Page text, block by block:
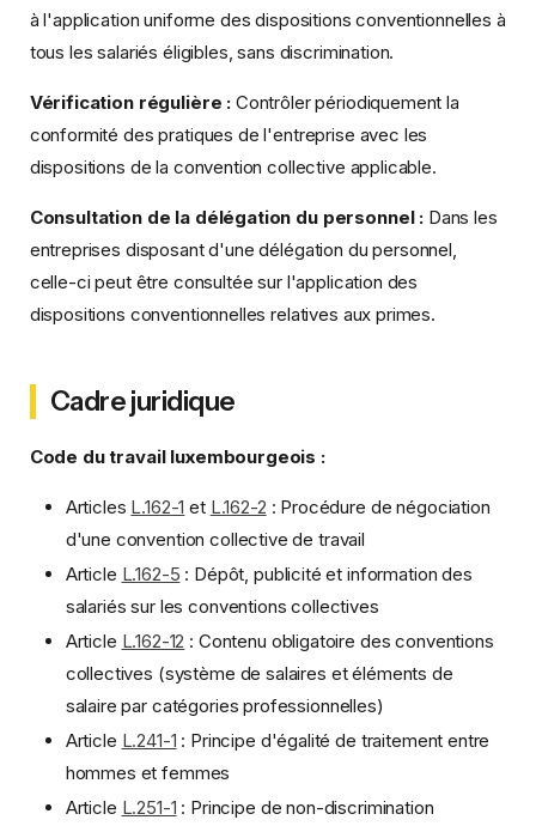
à l'application uniforme des dispositions conventionnelles à
tous les salariés éligibles, sans discrimination.
Vérification régulière : Contrôler périodiquement la
conformité des pratiques de l'entreprise avec les
dispositions de la convention collective applicable.
Consultation de la délégation du personnel : Dans les
entreprises disposant d'une délégation du personnel,
celle-ci peut être consultée sur l'application des
dispositions conventionnelles relatives aux primes.
Cadre juridique
Code du travail luxembourgeois :
Articles L.162-1 et L.162-2 : Procédure de négociation
d'une convention collective de travail
Article L.162-5 : Dépôt, publicité et information des
salariés sur les conventions collectives
Article L.162-12 : Contenu obligatoire des conventions
collectives (système de salaires et éléments de
salaire par catégories professionnelles)
Article L.241-1 : Principe d'égalité de traitement entre
hommes et femmes
Article L.251-1 : Principe de non-discrimination